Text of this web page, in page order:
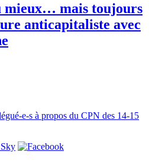
mieux… mais toujours
anticapitaliste avec
e-s à propos du CPN des 14-15